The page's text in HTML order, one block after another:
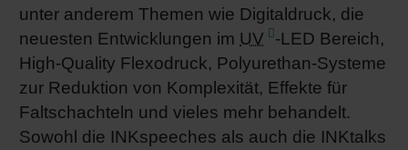
unter anderem Themen wie Digitaldruck, die
neuesten Entwicklungen im UV
-LED Bereich,
High-Quality Flexodruck, Polyurethan-Systeme
zur Reduktion von Komplexität, Effekte für
Faltschachteln und vieles mehr behandelt.
Sowohl die INKspeeches als auch die INKtalks